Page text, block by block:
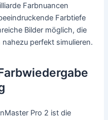
Farbnuancen
Farbtiefe
Bilder möglich, die
perfekt simulieren.
Pro 2 ist die